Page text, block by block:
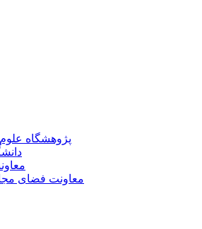
پژوهشگاه
معاونت فضای